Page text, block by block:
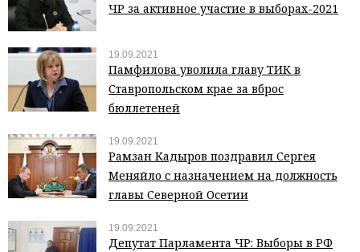
ЧР за активное участие в выборах-2021
19.09.2021
Памфилова уволила главу ТИК в
Ставропольском крае за вброс
бюллетеней
19.09.2021
Рамзан Кадыров поздравил Сергея
Меняйло с назначением на должность
главы Северной Осетии
19.09.2021
Депутат Парламента ЧР: Выборы в РФ